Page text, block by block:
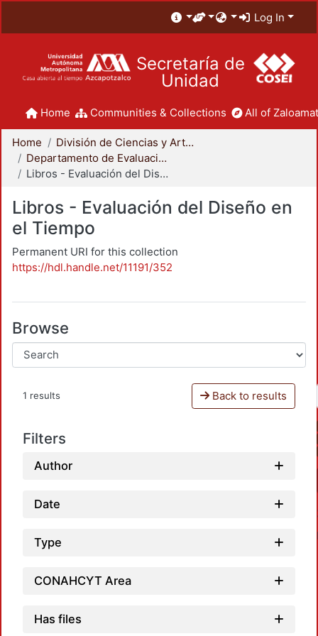
Log In
Secretaría de
Unidad
Home Communities & Collections All of
Home
División de Ciencias y Artes para el Diseño
Departamento de Evaluación del Diseño en el Tiempo
Libros - Evaluación del Diseño en el Tiempo
Libros - Evaluación del Diseño en
el Tiempo
Permanent URI for this collection
https://hdl.handle.net/11191/352
Browse
1 results Back to results
Filters
Author
Date
Type
CONAHCYT Area
Has files